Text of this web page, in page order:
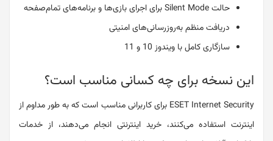
حالت Silent Mode برای اجرای بازی‌ها و برنامه‌های تمام‌صفحه
دریافت منظم به‌روزرسانی‌های امنیتی
سازگاری کامل با ویندوز 10 و 11
این نسخه برای چه کسانی مناسب است؟
ESET Internet Security برای کاربرانی مناسب است که به طور مداوم از
اینترنت استفاده می‌کنند، خرید اینترنتی انجام می‌دهند، از خدمات